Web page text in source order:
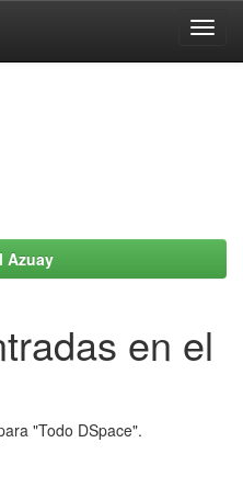
Azuay
en el
"Todo DSpace".